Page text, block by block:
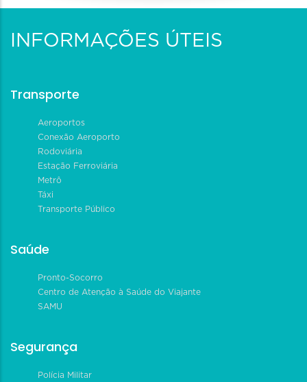
INFORMAÇÕES ÚTEIS
Transporte
Aeroportos
Conexão Aeroporto
Rodoviária
Estação Ferroviária
Metrô
Táxi
Transporte Público
Saúde
Pronto-Socorro
Centro de Atenção à Saúde do Viajante
SAMU
Segurança
Polícia Militar